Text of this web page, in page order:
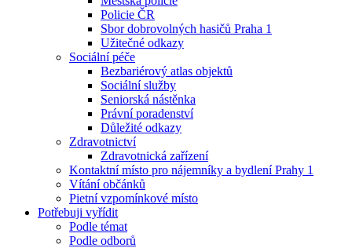
Policie ČR
Sbor dobrovolných hasičů Praha 1
Užitečné odkazy
Sociální péče
Bezbariérový atlas objektů
Sociální služby
Seniorská nástěnka
Právní poradenství
Důležité odkazy
Zdravotnictví
Zdravotnická zařízení
Kontaktní místo pro nájemníky a bydlení Prahy 1
Vítání občánků
Pietní vzpomínkové místo
Potřebuji vyřídit
Podle témat
Podle odborů